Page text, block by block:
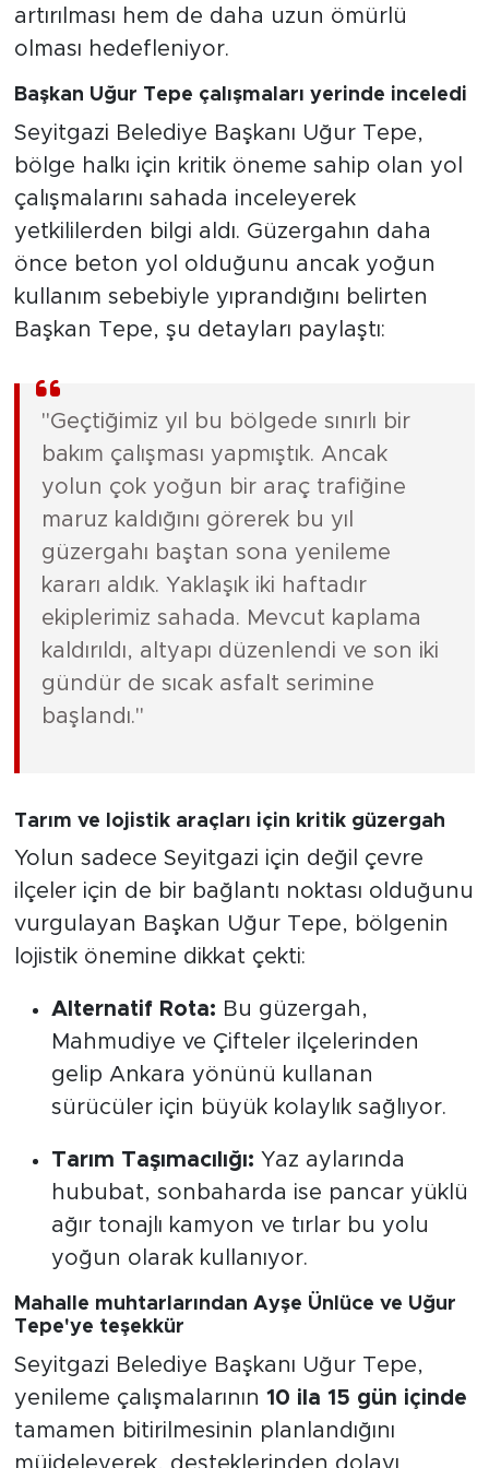
artırılması hem de daha uzun ömürlü
olması hedefleniyor.
Başkan Uğur Tepe çalışmaları yerinde inceledi
Seyitgazi Belediye Başkanı Uğur Tepe,
bölge halkı için kritik öneme sahip olan yol
çalışmalarını sahada inceleyerek
yetkililerden bilgi aldı. Güzergahın daha
önce beton yol olduğunu ancak yoğun
kullanım sebebiyle yıprandığını belirten
Başkan Tepe, şu detayları paylaştı:
"Geçtiğimiz yıl bu bölgede sınırlı bir
bakım çalışması yapmıştık. Ancak
yolun çok yoğun bir araç trafiğine
maruz kaldığını görerek bu yıl
güzergahı baştan sona yenileme
kararı aldık. Yaklaşık iki haftadır
ekiplerimiz sahada. Mevcut kaplama
kaldırıldı, altyapı düzenlendi ve son iki
gündür de sıcak asfalt serimine
başlandı."
Tarım ve lojistik araçları için kritik güzergah
Yolun sadece Seyitgazi için değil çevre
ilçeler için de bir bağlantı noktası olduğunu
vurgulayan Başkan Uğur Tepe, bölgenin
lojistik önemine dikkat çekti:
Alternatif Rota: Bu güzergah,
Mahmudiye ve Çifteler ilçelerinden
gelip Ankara yönünü kullanan
sürücüler için büyük kolaylık sağlıyor.
Tarım Taşımacılığı: Yaz aylarında
hububat, sonbaharda ise pancar yüklü
ağır tonajlı kamyon ve tırlar bu yolu
yoğun olarak kullanıyor.
Mahalle muhtarlarından Ayşe Ünlüce ve Uğur
Tepe'ye teşekkür
Seyitgazi Belediye Başkanı Uğur Tepe,
yenileme çalışmalarının 10 ila 15 gün içinde
tamamen bitirilmesinin planlandığını
müjdeleyerek, desteklerinden dolayı